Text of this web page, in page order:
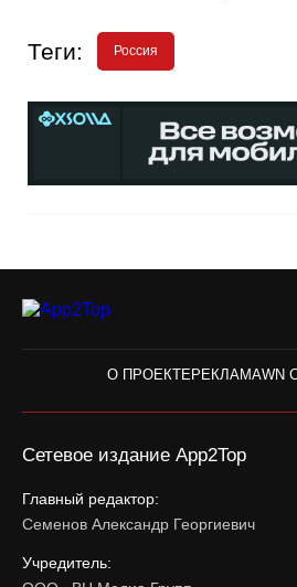
Теги: Россия
О ПРОЕКТЕРЕКЛАМАWN
Сетевое издание App2Top
Главный редактор:
Семенов Александр Георгиевич
Учредитель: